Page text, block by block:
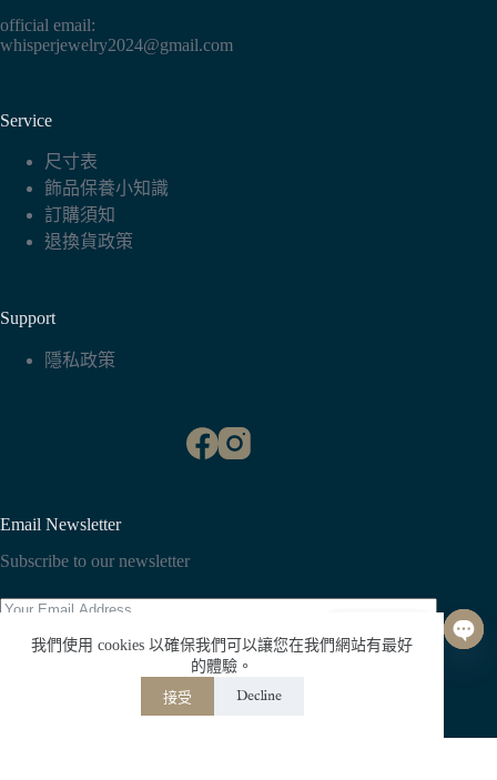
我們使用 cookies 以確保我們可以讓您在我們網站有最好
的體驗。
接受 Decline
official email:
whisperjewelry2024@gmail.com
Service
尺寸表
飾品保養小知識
訂購須知
退換貨政策
Support
隱私政策
Email Newsletter
Subscribe to our newsletter